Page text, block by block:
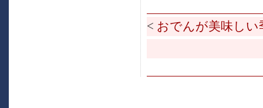
< おでんが美味しい